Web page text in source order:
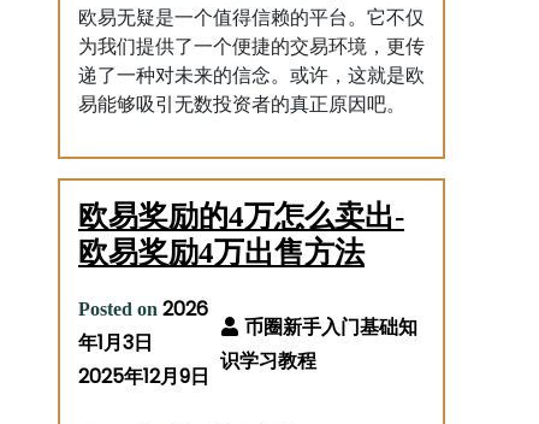
欧易无疑是一个值得信赖的平台。它不仅
为我们提供了一个便捷的交易环境，更传
递了一种对未来的信念。或许，这就是欧
易能够吸引无数投资者的真正原因吧。
欧易奖励的4万怎么卖出-
欧易奖励4万出售方法
Posted on 2026
年1月3日
2025年12月9日